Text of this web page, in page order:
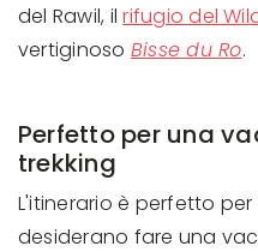
del Rawil, ilrifugio del
vertiginoso Bisse du Ro.
Perfetto per una
trekking
L'itinerario è perfetto
desiderano fare una